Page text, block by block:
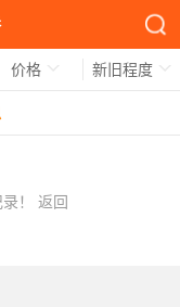
价格 新旧程度
！ 返回